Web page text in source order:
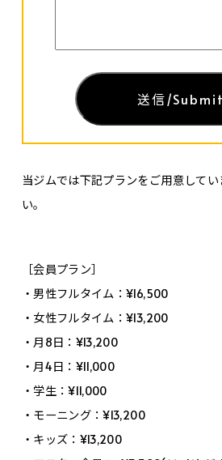
当ジムでは下記プランをご用意して
い。
［会員プラン］
・男性フルタイム：¥16,500
・女性フルタイム：¥13,200
・月8日：¥13,200
・月4日：¥11,000
・学生：¥11,000
・モーニング：¥13,200
・キッズ：¥13,200